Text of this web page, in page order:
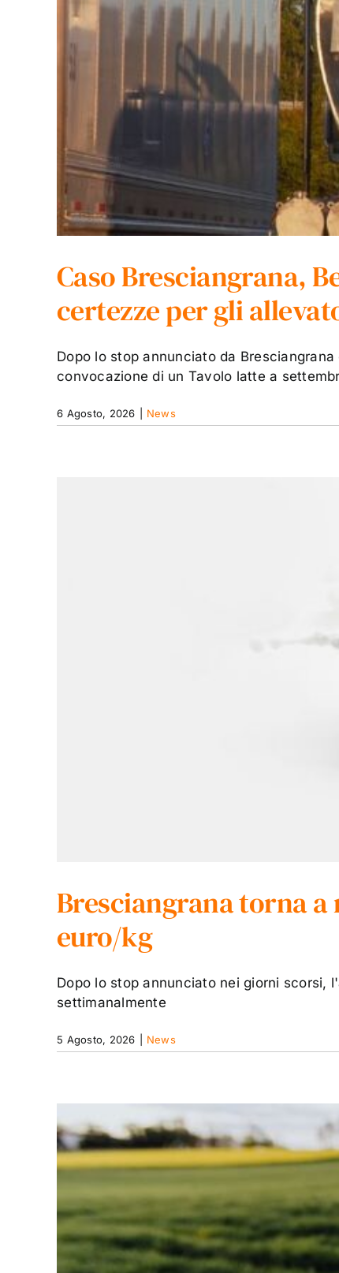
Caso Bresciangrana,
certezze per gli
Dopo lo stop annunciato da
convocazione di un Tavolo latte a
6 Agosto, 2026 News
Bresciangrana torna a
euro/kg
Dopo lo stop annunciato nei giorni scorsi,
settimanalmente
5 Agosto, 2026 News